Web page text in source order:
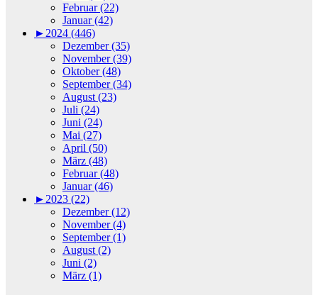
Februar (22)
Januar (42)
► 2024 (446)
Dezember (35)
November (39)
Oktober (48)
September (34)
August (23)
Juli (24)
Juni (24)
Mai (27)
April (50)
März (48)
Februar (48)
Januar (46)
► 2023 (22)
Dezember (12)
November (4)
September (1)
August (2)
Juni (2)
März (1)